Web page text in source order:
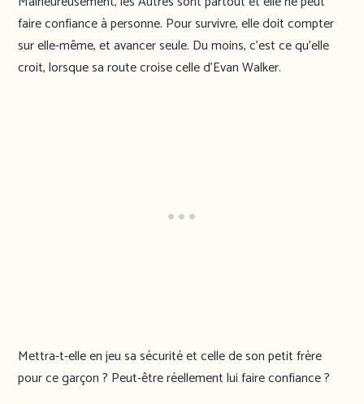
faire confiance à personne. Pour survivre, elle doit compter
sur elle-même, et avancer seule. Du moins, c’est ce qu’elle
croit, lorsque sa route croise celle d’Evan Walker.
Mettra-t-elle en jeu sa sécurité et celle de son petit frère
pour ce garçon ? Peut-être réellement lui faire confiance ?